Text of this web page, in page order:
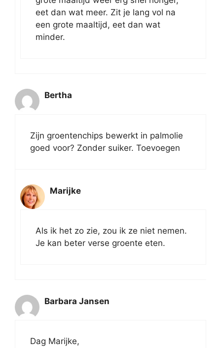
eet dan wat meer. Zit je lang vol na
een grote maaltijd, eet dan wat
minder.
Bertha
Zijn groentenchips bewerkt in palmolie
goed voor? Zonder suiker. Toevoegen
Marijke
Als ik het zo zie, zou ik ze niet nemen.
Je kan beter verse groente eten.
Barbara Jansen
Dag Marijke,